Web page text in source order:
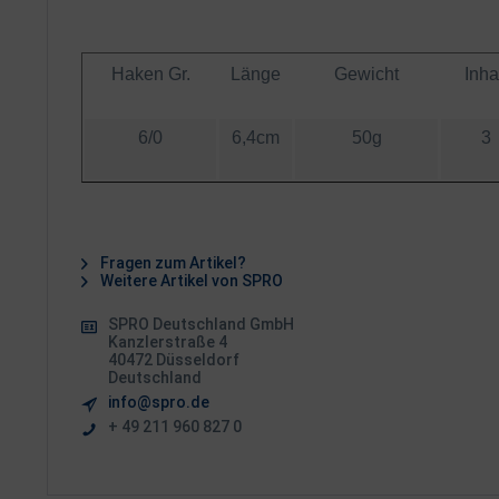
Haken Gr. Länge Gewicht
6/0 6,4cm 50g 3
Fragen zum Artikel?
Weitere Artikel von SPRO
SPRO Deutschland GmbH
Kanzlerstraße 4
40472 Düsseldorf
Deutschland
info@spro.de
+ 49 211 960 827 0